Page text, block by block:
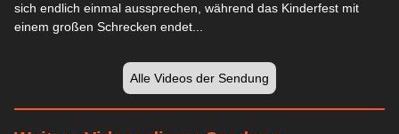
sich endlich einmal aussprechen, während das Kinderfest mit
einem großen Schrecken endet...
Alle Videos der Sendung